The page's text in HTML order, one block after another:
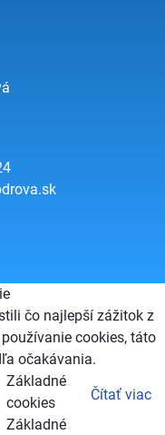
čo najlepší zážitok z
cookies, táto
očakávania.
Čítať viac
Základné
cookies
Základné